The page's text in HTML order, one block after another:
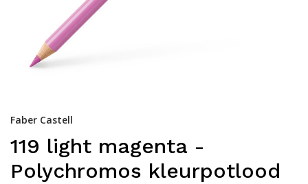
Faber Castell
119 light magenta -
Polychromos kleurpotlood